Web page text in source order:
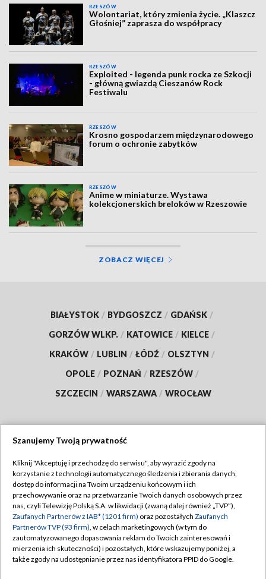
RZESZÓW
Wolontariat, który zmienia życie. „Klaszcz
Głośniej” zaprasza do współpracy
RZESZÓW
Exploited - legenda punk rocka ze Szkocji
- główną gwiazdą Cieszanów Rock
Festiwalu
RZESZÓW
Krosno gospodarzem międzynarodowego
forum o ochronie zabytków
RZESZÓW
Anime w miniaturze. Wystawa
kolekcjonerskich breloków w Rzeszowie
ZOBACZ WIĘCEJ
BIAŁYSTOK / BYDGOSZCZ / GDAŃSK /
GORZÓW WLKP. / KATOWICE / KIELCE /
KRAKÓW / LUBLIN / ŁÓDŹ / OLSZTYN /
OPOLE / POZNAŃ / RZESZÓW /
SZCZECIN / WARSZAWA / WROCŁAW
TVP
Abonament TVP
Emisja w TVP
Centrum informacji TVP
Naziemna Telewizja Cyfrowa
Regulamin TVP
Polityka prywatności
Moje zgody
Pomoc
Szanujemy Twoją prywatność
Kliknij "Akceptuję i przechodzę do serwisu", aby wyrazić zgody na
korzystanie z technologii automatycznego śledzenia i zbierania danych,
dostęp do informacji na Twoim urządzeniu końcowym i ich
przechowywanie oraz na przetwarzanie Twoich danych osobowych przez
nas, czyli Telewizję Polską S.A. w likwidacji (zwaną dalej również „TVP”),
Zaufanych Partnerów z IAB* (1201 firm) oraz pozostałych Zaufanych
Partnerów TVP (93 firm), w celach marketingowych (w tym do
zautomatyzowanego dopasowania reklam do Twoich zainteresowań i
mierzenia ich skuteczności) i pozostałych, które wskazujemy poniżej, a
także zgody na udostępnianie przez nas identyfikatora PPID do Google.